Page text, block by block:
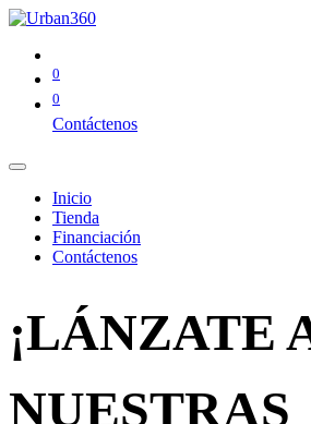
0
0
Contáctenos
Inicio
Tienda
Financiación
Contáctenos
¡LÁNZATE
NUESTRAS